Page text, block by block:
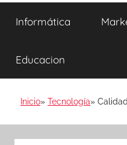
Informática
Educacion
Inicio Tecnología